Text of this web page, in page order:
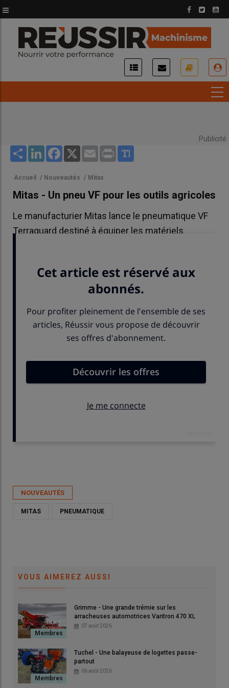
au
contenu
principal
Publicité
Share LinkedInFacebook
X Email Print
Accueil / Nouveautés / Mitas
Mitas - Un pneu VF pour les outils agricoles
Le manufacturier Mitas lance le pneumatique VF
Terraguard destiné à équiper les matériels
Le pneumatique VF Terraguard de Mitas est dans un premier
© Mitas
La nouvelle gamme de
NOUVEAUTÉS
MITAS PNEUMATIQUE
VOUS AIMEREZ AUSSI
Grimme - Une grande trémie sur les
arracheuses automotrices Varitron 470 XL
07 août 2026
Tuchel - Une balayeuse de logettes passe-
partout
06 août 2026